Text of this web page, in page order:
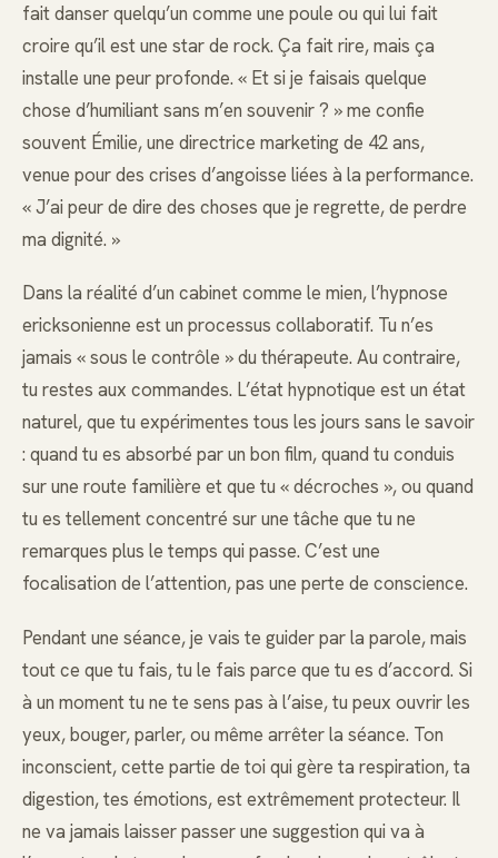
fait danser quelqu’un comme une poule ou qui lui fait
croire qu’il est une star de rock. Ça fait rire, mais ça
installe une peur profonde. « Et si je faisais quelque
chose d’humiliant sans m’en souvenir ? » me confie
souvent Émilie, une directrice marketing de 42 ans,
venue pour des crises d’angoisse liées à la performance.
« J’ai peur de dire des choses que je regrette, de perdre
ma dignité. »
Dans la réalité d’un cabinet comme le mien, l’hypnose
ericksonienne est un processus collaboratif. Tu n’es
jamais « sous le contrôle » du thérapeute. Au contraire,
tu restes aux commandes. L’état hypnotique est un état
naturel, que tu expérimentes tous les jours sans le savoir
: quand tu es absorbé par un bon film, quand tu conduis
sur une route familière et que tu « décroches », ou quand
tu es tellement concentré sur une tâche que tu ne
remarques plus le temps qui passe. C’est une
focalisation de l’attention, pas une perte de conscience.
Pendant une séance, je vais te guider par la parole, mais
tout ce que tu fais, tu le fais parce que tu es d’accord. Si
à un moment tu ne te sens pas à l’aise, tu peux ouvrir les
yeux, bouger, parler, ou même arrêter la séance. Ton
inconscient, cette partie de toi qui gère ta respiration, ta
digestion, tes émotions, est extrêmement protecteur. Il
ne va jamais laisser passer une suggestion qui va à